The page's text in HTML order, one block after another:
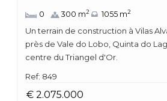
0 300 m2 1055 m2
Un terrain de construction à Vilas
près de Vale do Lobo, Quinta do
centre du Triangel d'Or.
Ref: 849
€ 2.075.000